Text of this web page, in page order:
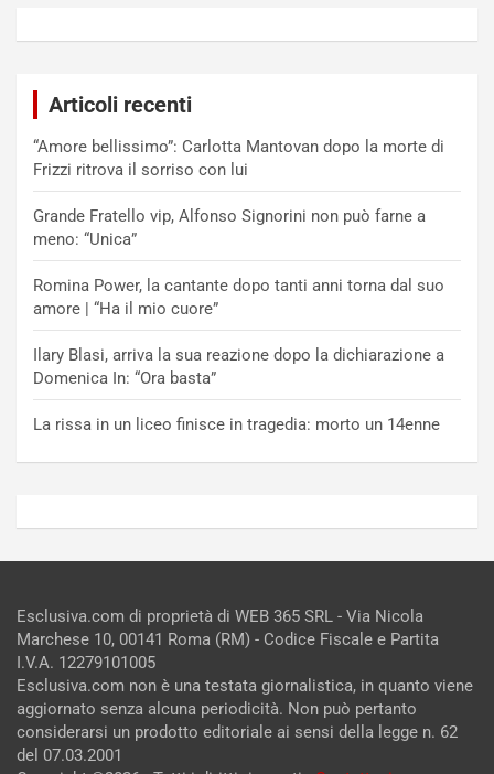
Articoli recenti
“Amore bellissimo”: Carlotta Mantovan dopo la morte di
Frizzi ritrova il sorriso con lui
Grande Fratello vip, Alfonso Signorini non può farne a
meno: “Unica”
Romina Power, la cantante dopo tanti anni torna dal suo
amore | “Ha il mio cuore”
Ilary Blasi, arriva la sua reazione dopo la dichiarazione a
Domenica In: “Ora basta”
La rissa in un liceo finisce in tragedia: morto un 14enne
Esclusiva.com di proprietà di WEB 365 SRL - Via Nicola
Marchese 10, 00141 Roma (RM) - Codice Fiscale e Partita
I.V.A. 12279101005
Esclusiva.com non è una testata giornalistica, in quanto viene
aggiornato senza alcuna periodicità. Non può pertanto
considerarsi un prodotto editoriale ai sensi della legge n. 62
del 07.03.2001